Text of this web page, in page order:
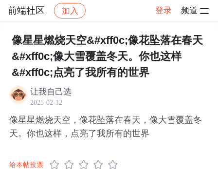
前端社区 加入 登录 频道
社区 前端社区 感慨 帖子详情
像星星燃烧天空&#xff0c;像花坠落在春天
&#xff0c;像大雪覆盖冬天。你也这样
&#xff0c;点亮了我所有的世界
让我自己选
2025-02-12
像星星燃烧天空，像花坠落在春天，像大雪覆盖冬
天。你也这样，点亮了我所有的世界
给本帖投票